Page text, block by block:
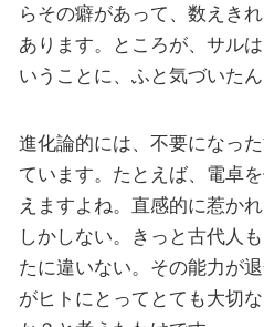
らその癖があって、数えき
あります。ところが、サル
いうことに、ふと気づいたん
進化論的には、不要になっ
ています。たとえば、電卓
えますよね。直感的に惹か
しかしない。きっと古代人
たに違いない。その能力が
がヒトにとってとても大切